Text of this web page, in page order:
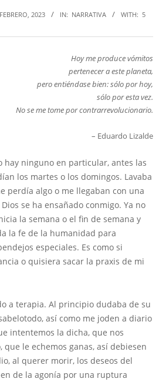
2023 IN: NARRATIVA WITH: 5
Hoy me produce vómitos
pertenecer a este planeta,
pero entiéndase bien: sólo por hoy,
sólo por esta vez.
No se me tome por contrarrevolucionario.
– Eduardo Lizalde
hay ninguno en particular, antes las
los martes o los domingos. Lavaba
perdía algo o me llegaban con una
se ha ensañado conmigo. Ya no
la semana o el fin de semana y
la fe de la humanidad para
especiales. Es como si
o quisiera sacar la praxis de mi
terapia. Al principio dudaba de su
así como me joden a diario
intentemos la dicha, que nos
le echemos ganas, así debiesen
al querer morir, los deseos del
de la agonía por una ruptura